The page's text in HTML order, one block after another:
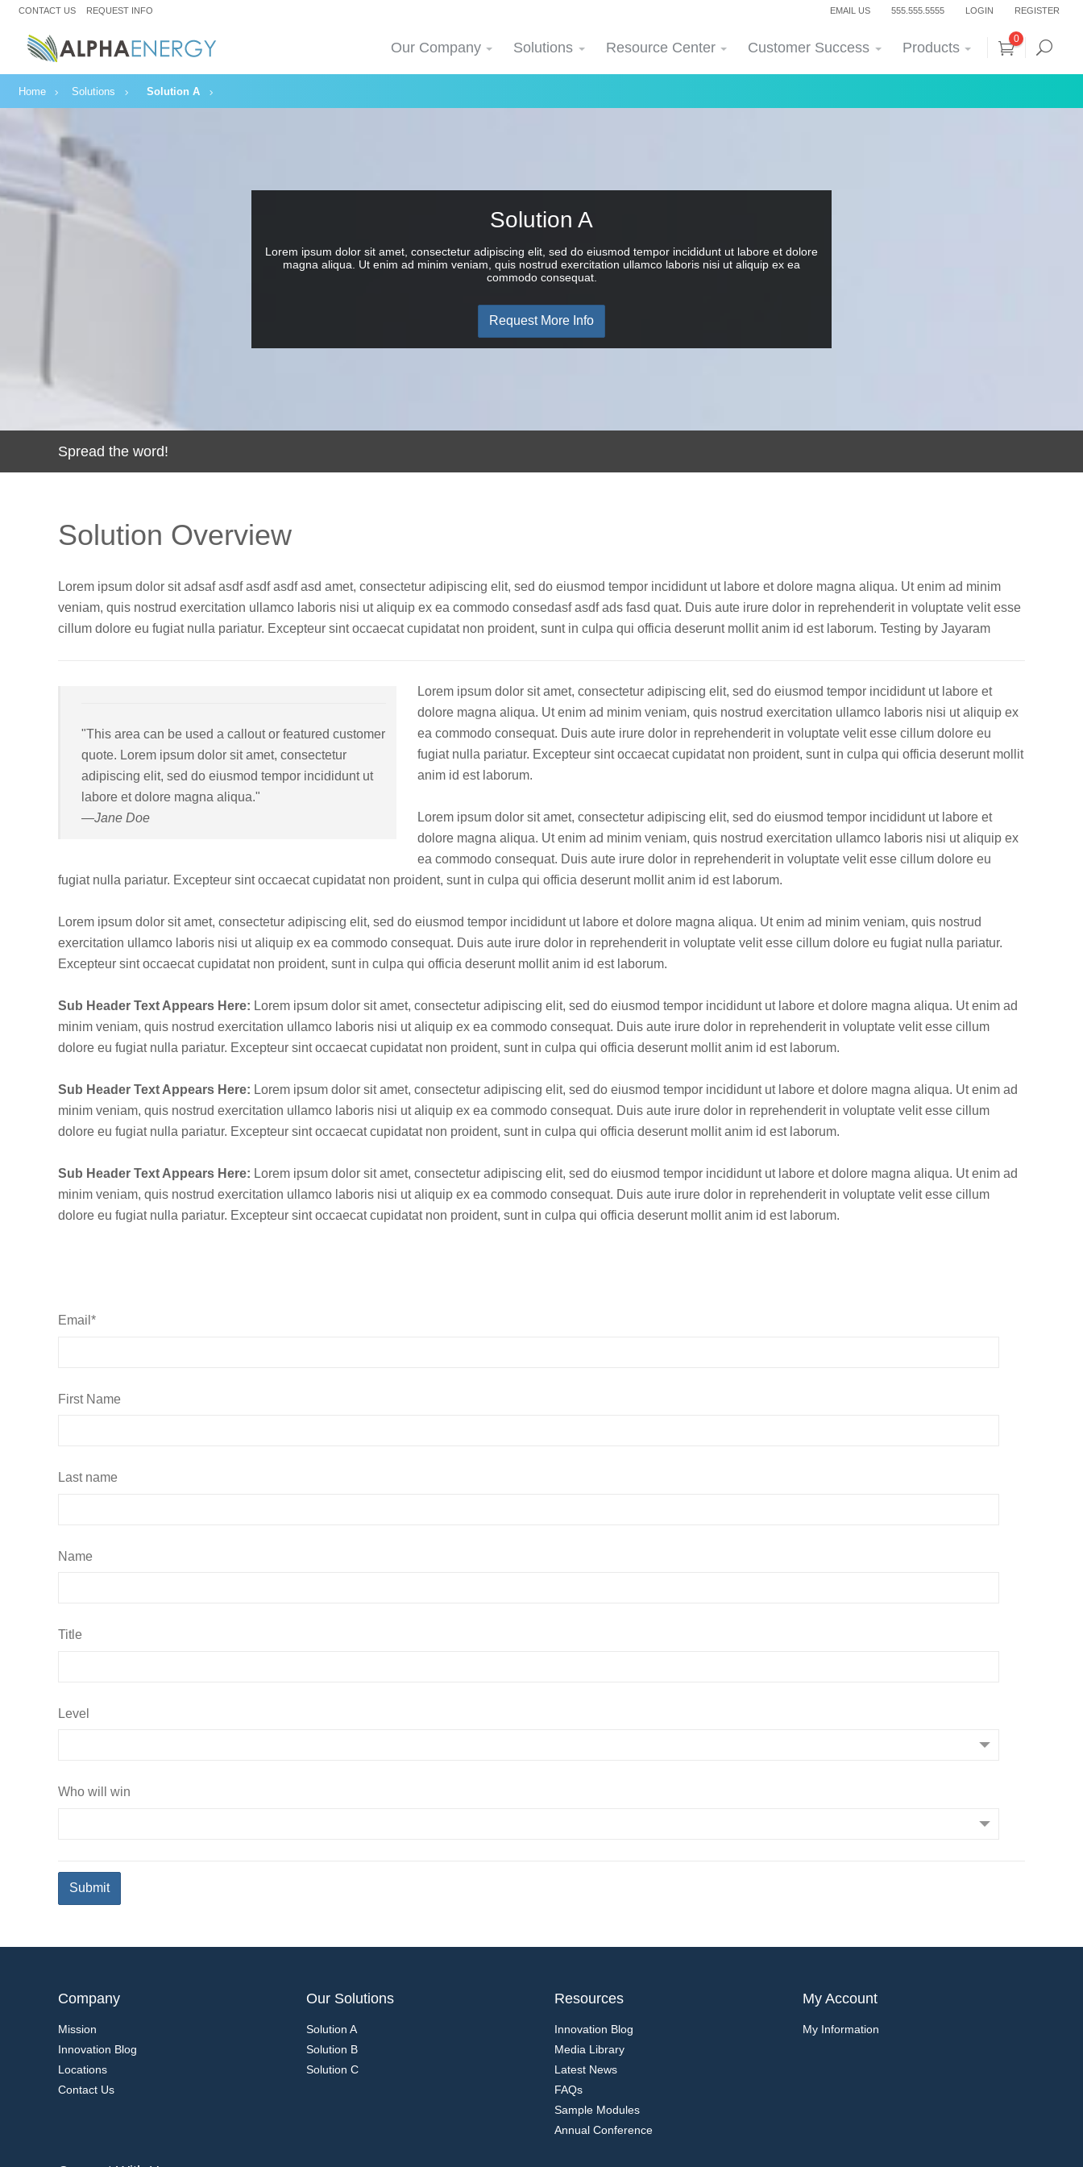
CONTACT US REQUEST INFO EMAIL US 555.555.5555 LOGIN REGISTER
Our Company Solutions Resource Center Customer Success Products
0
Home Solutions Solution A
Solution A
Lorem ipsum dolor sit amet, consectetur adipiscing elit, sed do eiusmod tempor incididunt ut labore et dolore
magna aliqua. Ut enim ad minim veniam, quis nostrud exercitation ullamco laboris nisi ut aliquip ex ea
commodo consequat.
Request More Info
Spread the word!
Solution Overview
Lorem ipsum dolor sit adsaf asdf asdf asdf asd amet, consectetur adipiscing elit, sed do eiusmod tempor incididunt ut labore et dolore magna aliqua. Ut enim ad minim
veniam, quis nostrud exercitation ullamco laboris nisi ut aliquip ex ea commodo consedasf asdf ads fasd quat. Duis aute irure dolor in reprehenderit in voluptate velit esse
cillum dolore eu fugiat nulla pariatur. Excepteur sint occaecat cupidatat non proident, sunt in culpa qui officia deserunt mollit anim id est laborum. Testing by Jayaram
"This area can be used a callout or featured customer
quote. Lorem ipsum dolor sit amet, consectetur
adipiscing elit, sed do eiusmod tempor incididunt ut
labore et dolore magna aliqua."
Jane Doe
Lorem ipsum dolor sit amet, consectetur adipiscing elit, sed do eiusmod tempor incididunt ut labore et
dolore magna aliqua. Ut enim ad minim veniam, quis nostrud exercitation ullamco laboris nisi ut aliquip ex
ea commodo consequat. Duis aute irure dolor in reprehenderit in voluptate velit esse cillum dolore eu
fugiat nulla pariatur. Excepteur sint occaecat cupidatat non proident, sunt in culpa qui officia deserunt mollit
anim id est laborum.
Lorem ipsum dolor sit amet, consectetur adipiscing elit, sed do eiusmod tempor incididunt ut labore et
dolore magna aliqua. Ut enim ad minim veniam, quis nostrud exercitation ullamco laboris nisi ut aliquip ex
ea commodo consequat. Duis aute irure dolor in reprehenderit in voluptate velit esse cillum dolore eu
fugiat nulla pariatur. Excepteur sint occaecat cupidatat non proident, sunt in culpa qui officia deserunt mollit anim id est laborum.
Lorem ipsum dolor sit amet, consectetur adipiscing elit, sed do eiusmod tempor incididunt ut labore et dolore magna aliqua. Ut enim ad minim veniam, quis nostrud
exercitation ullamco laboris nisi ut aliquip ex ea commodo consequat. Duis aute irure dolor in reprehenderit in voluptate velit esse cillum dolore eu fugiat nulla pariatur.
Excepteur sint occaecat cupidatat non proident, sunt in culpa qui officia deserunt mollit anim id est laborum.
Sub Header Text Appears Here: Lorem ipsum dolor sit amet, consectetur adipiscing elit, sed do eiusmod tempor incididunt ut labore et dolore magna aliqua. Ut enim ad
minim veniam, quis nostrud exercitation ullamco laboris nisi ut aliquip ex ea commodo consequat. Duis aute irure dolor in reprehenderit in voluptate velit esse cillum
dolore eu fugiat nulla pariatur. Excepteur sint occaecat cupidatat non proident, sunt in culpa qui officia deserunt mollit anim id est laborum.
Sub Header Text Appears Here: Lorem ipsum dolor sit amet, consectetur adipiscing elit, sed do eiusmod tempor incididunt ut labore et dolore magna aliqua. Ut enim ad
minim veniam, quis nostrud exercitation ullamco laboris nisi ut aliquip ex ea commodo consequat. Duis aute irure dolor in reprehenderit in voluptate velit esse cillum
dolore eu fugiat nulla pariatur. Excepteur sint occaecat cupidatat non proident, sunt in culpa qui officia deserunt mollit anim id est laborum.
Sub Header Text Appears Here: Lorem ipsum dolor sit amet, consectetur adipiscing elit, sed do eiusmod tempor incididunt ut labore et dolore magna aliqua. Ut enim ad
minim veniam, quis nostrud exercitation ullamco laboris nisi ut aliquip ex ea commodo consequat. Duis aute irure dolor in reprehenderit in voluptate velit esse cillum
dolore eu fugiat nulla pariatur. Excepteur sint occaecat cupidatat non proident, sunt in culpa qui officia deserunt mollit anim id est laborum.
Email *
First Name
Last name
Name
Title
Level
Who will win
Company
Mission
Innovation Blog
Locations
Contact Us
Our Solutions
Solution A
Solution B
Solution C
Resources
Innovation Blog
Media Library
Latest News
FAQs
Sample Modules
Annual Conference
My Account
My Information